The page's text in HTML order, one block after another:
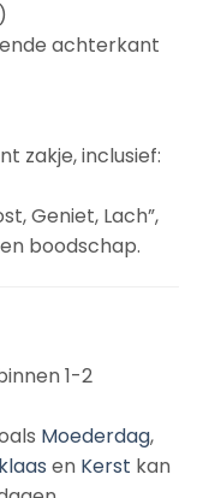
achterkant
zakje, inclusief:
Geniet, Lach”,
boodschap.
1-2
Moederdag,
en Kerst kan